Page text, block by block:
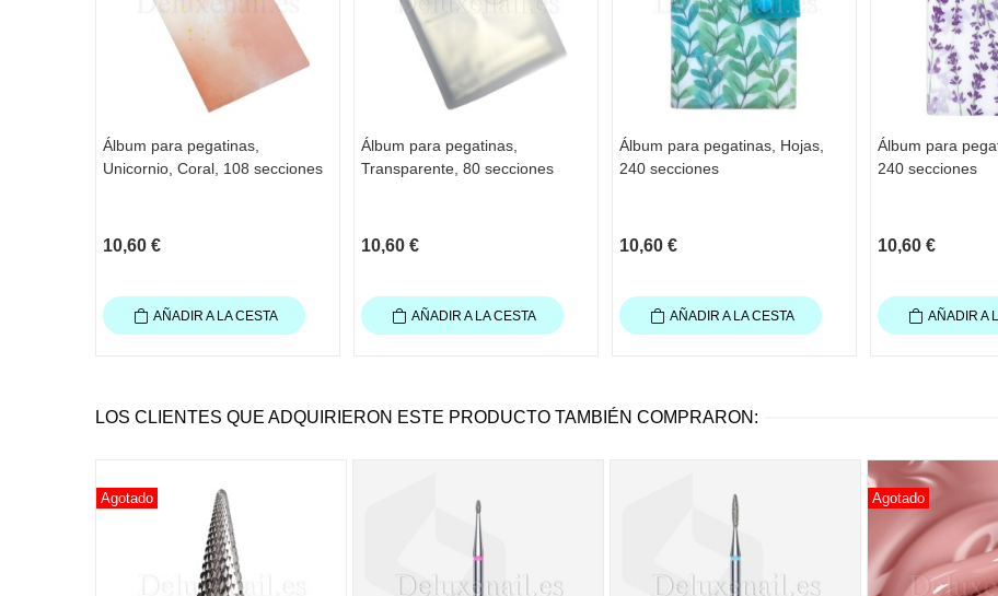
Álbum para pegatinas,
Unicornio, Coral, 108 secciones
10,60 €
AÑADIR A LA CESTA
Álbum para pegatinas,
Transparente, 80 secciones
10,60 €
AÑADIR A LA CESTA
Álbum para pegatinas, Hojas,
240 secciones
10,60 €
AÑADIR A LA CESTA
Álbum para
240 secciones
10,60 €
AÑADIR A
LOS CLIENTES QUE ADQUIRIERON ESTE PRODUCTO TAMBIÉN COMPRARON:
Agotado Agotado